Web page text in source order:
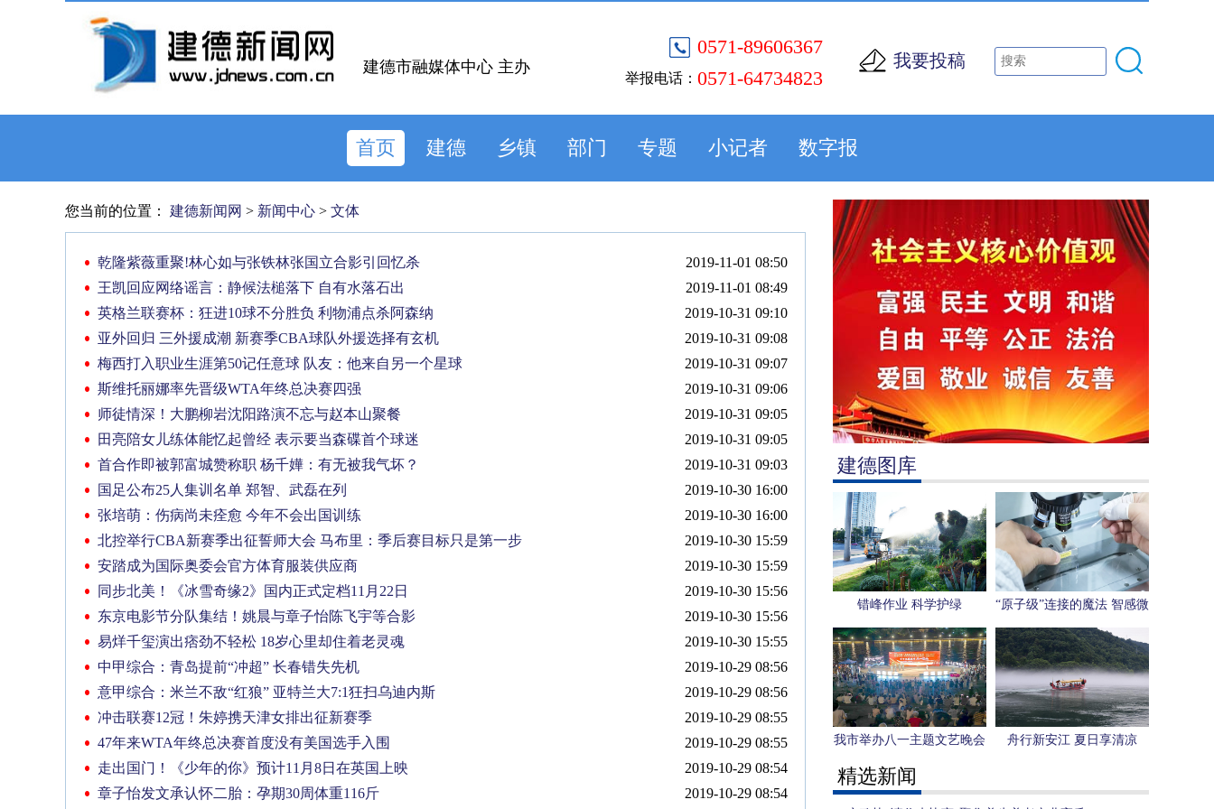
0571-89606367
举报电话： 0571-64734823
我要投稿
建德市融媒体中心 主办
首页 建德 乡镇 部门 专题 小记者 数字报
建德图库
错峰作业 科学护绿
“原子级”连接的魔法 智感微
电子用一枚芯片感知“人形
机器人”未来
我市举办八一主题文艺晚会 舟行新安江 夏日享清凉
精选新闻
您当前的位置： 建德新闻网 > 新闻中心 > 文体
2019-11-01 08:50
乾隆紫薇重聚!林心如与张铁林张国立合影引回忆杀
2019-11-01 08:49
王凯回应网络谣言：静候法槌落下 自有水落石出
2019-10-31 09:10
英格兰联赛杯：狂进10球不分胜负 利物浦点杀阿森纳
2019-10-31 09:08
亚外回归 三外援成潮 新赛季CBA球队外援选择有玄机
2019-10-31 09:07
梅西打入职业生涯第50记任意球 队友：他来自另一个星球
2019-10-31 09:06
斯维托丽娜率先晋级WTA年终总决赛四强
2019-10-31 09:05
师徒情深！大鹏柳岩沈阳路演不忘与赵本山聚餐
2019-10-31 09:05
田亮陪女儿练体能忆起曾经 表示要当森碟首个球迷
2019-10-31 09:03
首合作即被郭富城赞称职 杨千嬅：有无被我气坏？
2019-10-30 16:00
国足公布25人集训名单 郑智、武磊在列
2019-10-30 16:00
张培萌：伤病尚未痊愈 今年不会出国训练
2019-10-30 15:59
北控举行CBA新赛季出征誓师大会 马布里：季后赛目标只是第一步
2019-10-30 15:59
安踏成为国际奥委会官方体育服装供应商
2019-10-30 15:56
同步北美！《冰雪奇缘2》国内正式定档11月22日
2019-10-30 15:56
东京电影节分队集结！姚晨与章子怡陈飞宇等合影
2019-10-30 15:55
易烊千玺演出痞劲不轻松 18岁心里却住着老灵魂
2019-10-29 08:56
中甲综合：青岛提前“冲超” 长春错失先机
2019-10-29 08:56
意甲综合：米兰不敌“红狼” 亚特兰大7:1狂扫乌迪内斯
2019-10-29 08:55
冲击联赛12冠！朱婷携天津女排出征新赛季
2019-10-29 08:55
47年来WTA年终总决赛首度没有美国选手入围
2019-10-29 08:54
走出国门！《少年的你》预计11月8日在英国上映
2019-10-29 08:54
章子怡发文承认怀二胎：孕期30周体重116斤